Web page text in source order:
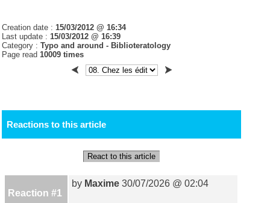
Creation date : 15/03/2012 @ 16:34
Last update : 15/03/2012 @ 16:39
Category :Typo and around - Biblioteratology
Page read 10009 times
Reactions to this article
React to this article
Reaction #1
by Maxime 30/07/2026 @ 02:04